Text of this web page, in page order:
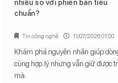
nhiều so với phiên bản tiêu
chuẩn?
Khám phá nguyên nhân giúp
cùng hợp lý nhưng vẫn giữ được
mà.
Tin công nghệ 11/07/2026 01:00